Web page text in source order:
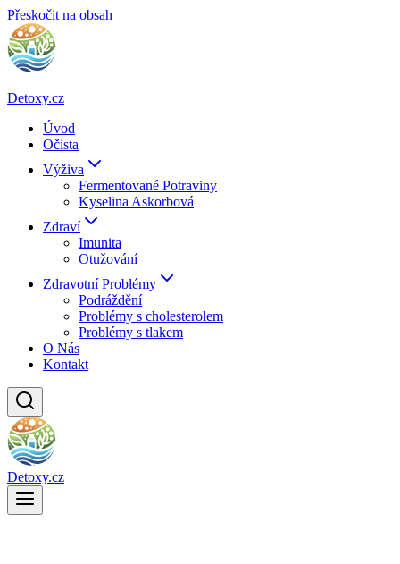
Přeskočit na obsah
Detoxy.cz
Úvod
Očista
Výživa
Fermentované Potraviny
Kyselina Askorbová
Zdraví
Imunita
Otužování
Zdravotní Problémy
Podráždění
Problémy s cholesterolem
Problémy s tlakem
O Nás
Kontakt
Detoxy.cz